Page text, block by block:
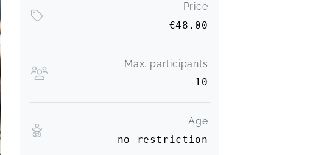
Price
€48.00
Max. participants
10
Age
no restriction